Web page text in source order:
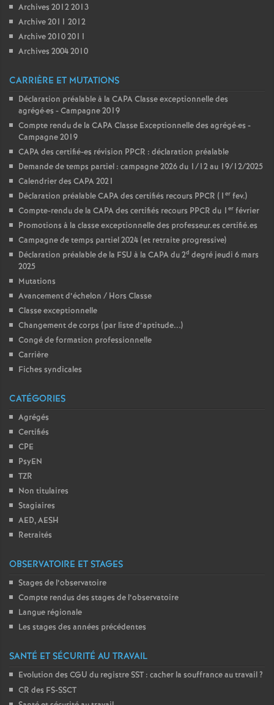
Archives 2012 2013
Archive 2011 2012
Archive 2010 2011
Archives 2004 2010
CARRIÈRE ET MUTATIONS
Déclaration préalable à la CAPA Classe exceptionnelle des
agrégé·es - Campagne 2019
Compte rendu de la CAPA Classe Exceptionnelle des agrégé·es -
Campagne 2019
CAPA des certifié-es révision PPCR : déclaration préalable
Demande de temps partiel : campagne 2026 du 1/12 au 19/12/2025
Calendrier des CAPA 2021
Déclaration préalable CAPA des certifiés recours PPCR (1 er fev.)
Compte-rendu de la CAPA des certifiés recours PPCR du 1 er février
Promotions à la classe exceptionnelle des professeur.es certifié.es
Campagne de temps partiel 2024 (et retraite progressive)
Déclaration préalable de la FSU à la CAPA du 2d degré jeudi 6 mars
2025
Mutations
Avancement d’échelon / Hors Classe
Classe exceptionnelle
Changement de corps (par liste d’aptitude...)
Congé de formation professionnelle
Carrière
Fiches syndicales
CATÉGORIES
Agrégés
Certifiés
CPE
PsyEN
TZR
Non titulaires
Stagiaires
AED, AESH
Retraités
OBSERVATOIRE ET STAGES
Stages de l’observatoire
Compte rendus des stages de l’observatoire
Langue régionale
Les stages des années précédentes
SANTÉ ET SÉCURITÉ AU TRAVAIL
Evolution des CGU du registre SST : cacher la souffrance au travail?
CR des FS-SSCT